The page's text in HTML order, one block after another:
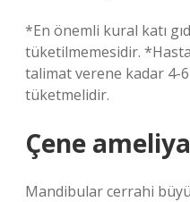
*En önemli kural katı
tüketilmemesidir.
talimat verene kadar 4-6
tüketmelidir.
Çene
Mandibular cerrahi